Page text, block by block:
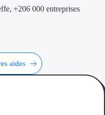
Aides Région
Aides Région
, +206 000 entreprises
aides